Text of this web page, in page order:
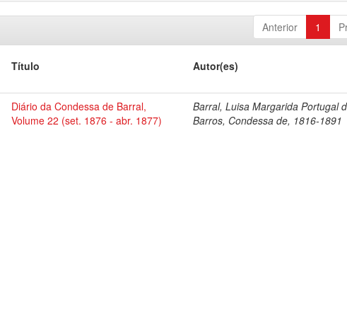
Anterior 1
Título Autor(es)
Diário da Condessa de Barral,
Volume 22 (set. 1876 - abr. 1877)
Barral, Luisa Margarida Portugal
Barros, Condessa de, 1816-1891